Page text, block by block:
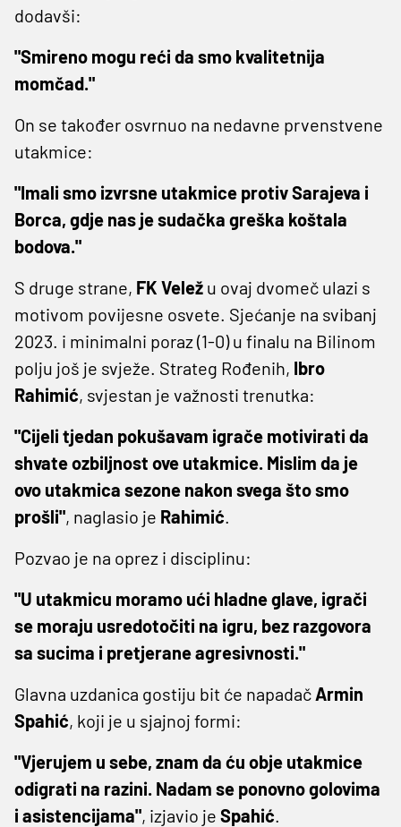
dodavši:
"Smireno mogu reći da smo kvalitetnija
momčad."
On se također osvrnuo na nedavne prvenstvene
utakmice:
"Imali smo izvrsne utakmice protiv Sarajeva i
Borca, gdje nas je sudačka greška koštala
bodova."
S druge strane, FK Velež u ovaj dvomeč ulazi s
motivom povijesne osvete. Sjećanje na svibanj
2023. i minimalni poraz (1-0) u finalu na Bilinom
polju još je svježe. Strateg Rođenih, Ibro
Rahimić, svjestan je važnosti trenutka:
"Cijeli tjedan pokušavam igrače motivirati da
shvate ozbiljnost ove utakmice. Mislim da je
ovo utakmica sezone nakon svega što smo
prošli", naglasio je Rahimić.
Pozvao je na oprez i disciplinu:
"U utakmicu moramo ući hladne glave, igrači
se moraju usredotočiti na igru, bez razgovora
sa sucima i pretjerane agresivnosti."
Glavna uzdanica gostiju bit će napadač Armin
Spahić, koji je u sjajnoj formi:
"Vjerujem u sebe, znam da ću obje utakmice
odigrati na razini. Nadam se ponovno golovima
i asistencijama", izjavio je Spahić.